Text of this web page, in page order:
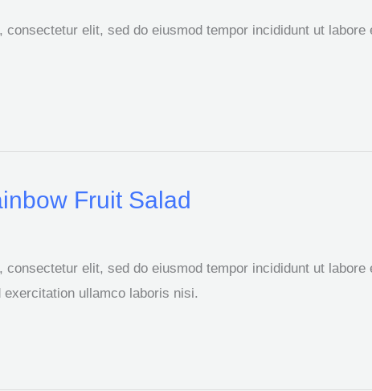
consectetur elit, sed do eiusmod tempor incididunt ut labore
Fruit Salad
consectetur elit, sed do eiusmod tempor incididunt ut labore
ullamco laboris nisi.